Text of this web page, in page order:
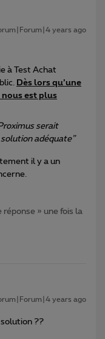
years ago
à Test Achat
Dès lors qu’une
est plus
serait
adéquate”
il y a un
réponse » une fois la
years ago
??